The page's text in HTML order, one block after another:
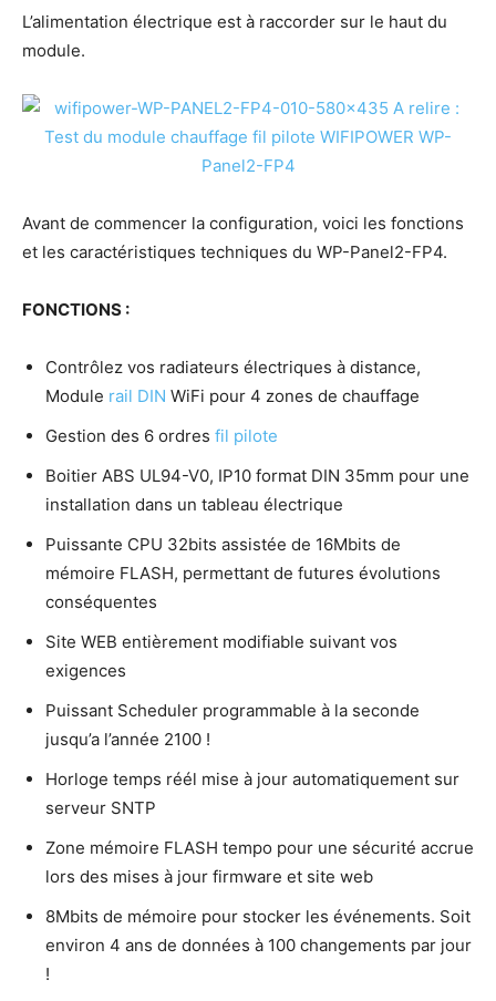
L’alimentation électrique est à raccorder sur le haut du
module.
Avant de commencer la configuration, voici les fonctions
et les caractéristiques techniques du WP-Panel2-FP4.
FONCTIONS :
Contrôlez vos radiateurs électriques à distance,
Module rail DIN WiFi pour 4 zones de chauffage
Gestion des 6 ordres fil pilote
Boitier ABS UL94-V0, IP10 format DIN 35mm pour une
installation dans un tableau électrique
Puissante CPU 32bits assistée de 16Mbits de
mémoire FLASH, permettant de futures évolutions
conséquentes
Site WEB entièrement modifiable suivant vos
exigences
Puissant Scheduler programmable à la seconde
jusqu’a l’année 2100 !
Horloge temps réél mise à jour automatiquement sur
serveur SNTP
Zone mémoire FLASH tempo pour une sécurité accrue
lors des mises à jour firmware et site web
8Mbits de mémoire pour stocker les événements. Soit
environ 4 ans de données à 100 changements par jour
!